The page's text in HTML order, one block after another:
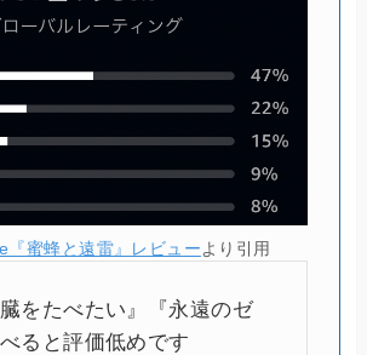
『蜜蜂と遠雷』レビューより引用
臓をたべたい』『永遠のゼ
ると評価低めです